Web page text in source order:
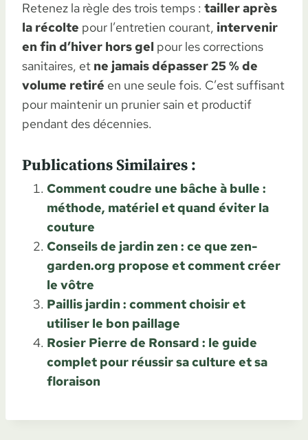
Retenez la règle des trois temps : tailler après
la récolte pour l’entretien courant, intervenir
en fin d’hiver hors gel pour les corrections
sanitaires, et ne jamais dépasser 25 % de
volume retiré en une seule fois. C’est suffisant
pour maintenir un prunier sain et productif
pendant des décennies.
Publications Similaires :
Comment coudre une bâche à bulle :
méthode, matériel et quand éviter la
couture
Conseils de jardin zen : ce que zen-
garden.org propose et comment créer
le vôtre
Paillis jardin : comment choisir et
utiliser le bon paillage
Rosier Pierre de Ronsard : le guide
complet pour réussir sa culture et sa
floraison